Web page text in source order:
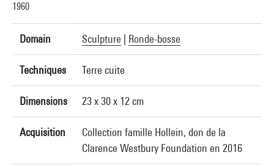
1960
Domain Sculpture Ronde-bosse
Techniques Terre cuite
Dimensions 23 x 30 x 12 cm
Acquisition
Collection famille Hollein, don de la
Clarence Westbury Foundation en 2016